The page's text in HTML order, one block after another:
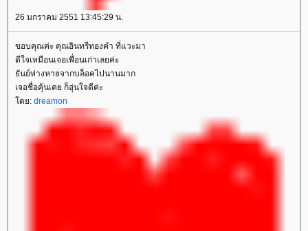
26 มกราคม 2551 13:45:29 น.
ขอบคุณค่ะ คุณอินทรีทองคำ ที่แวะมา
ดีใจเหมือนเจอเพื่อนเก่าเลยค่ะ
ธันย์ห่างหายจากบล็อคไปนานมาก
เจอชื่อคุ้นเคย ก็อุ่นใจดีค่ะ
ดย: dreamon